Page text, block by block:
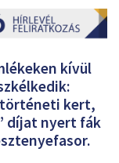
kívül
kert,
díjat nyert fák